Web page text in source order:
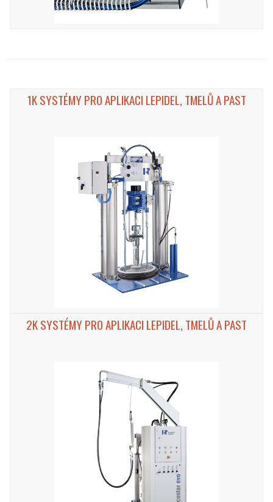
1K SYSTÉMY PRO APLIKACI LEPIDEL, TMELŮ A PAST
2K SYSTÉMY PRO APLIKACI LEPIDEL, TMELŮ A PAST